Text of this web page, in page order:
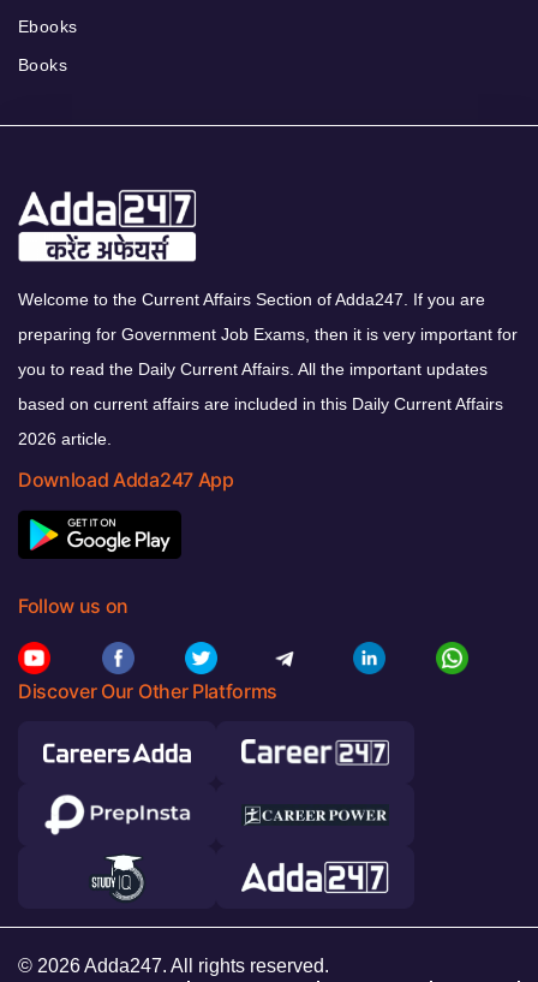
Ebooks
Books
Welcome to the Current Affairs Section of Adda247. If you are
preparing for Government Job Exams, then it is very important for
you to read the Daily Current Affairs. All the important updates
based on current affairs are included in this Daily Current Affairs
2026 article.
Download Adda247 App
Follow us on
Discover Our Other Platforms
© 2026 Adda247. All rights reserved.